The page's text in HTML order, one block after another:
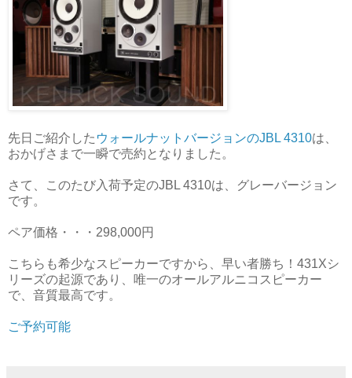
先日ご紹介した ウォールナットバージョンのJBL 4310は、
おかげさまで一瞬で売約となりました。
さて、このたび入荷予定のJBL 4310は、グレーバージョン
です。
ペア価格・・・298,000円
こちらも希少なスピーカーですから、早い者勝ち！431Xシ
リーズの起源であり、唯一のオールアルニコスピーカー
で、音質最高です。
ご予約可能